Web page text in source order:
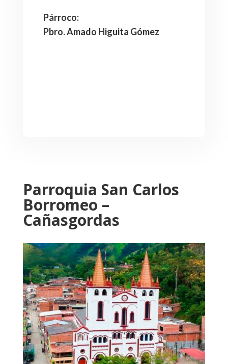
Párroco:
Pbro. Amado Higuita Gómez
Parroquia San Carlos
Borromeo –
Cañasgordas